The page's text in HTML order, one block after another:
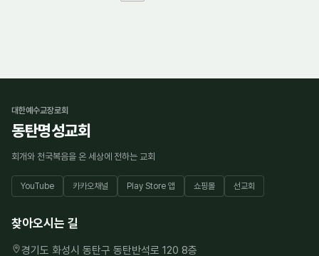
대한예수교장로회
동탄명성교회
회개와 천국복음을 온 세상에 전하는 교회
YouTube 카카오채널 Play Store 앱 쇼핑몰 선교회
찾아오시는 길
경기도 화성시 동탄구 동탄반석로 120 8층